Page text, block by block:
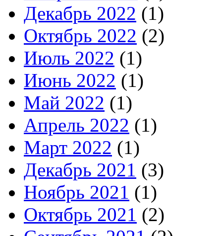
Декабрь 2022 (1)
Октябрь 2022 (2)
Июль 2022 (1)
Июнь 2022 (1)
Май 2022 (1)
Апрель 2022 (1)
Март 2022 (1)
Декабрь 2021 (3)
Ноябрь 2021 (1)
Октябрь 2021 (2)